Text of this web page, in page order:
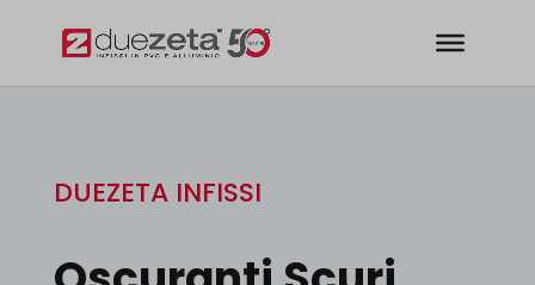
DUEZETA INFISSI